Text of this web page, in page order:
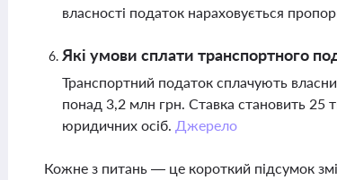
власності податок нараховується
Які умови сплати транспортного
Транспортний податок сплачують
понад 3,2 млн грн. Ставка становить 25
юридичних осіб. Джерело
Кожне з питань — це короткий підсумок